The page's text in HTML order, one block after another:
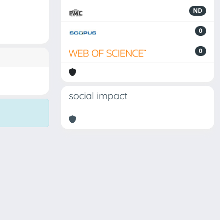
ND
0
0
social impact